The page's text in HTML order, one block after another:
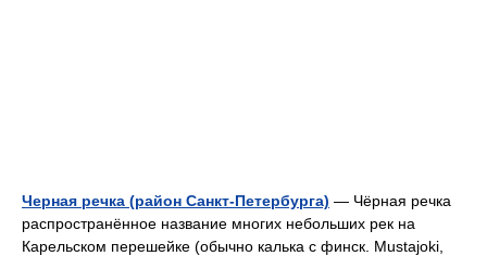
Черная речка (район Санкт-Петербурга) — Чёрная речка
распространённое название многих небольших рек на
Карельском перешейке (обычно калька с финск. Mustajoki,